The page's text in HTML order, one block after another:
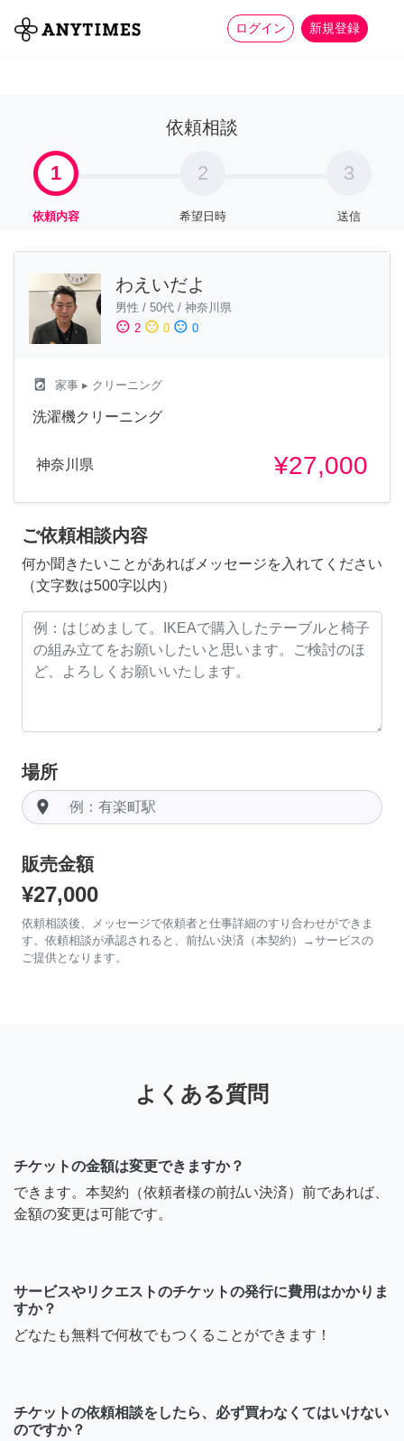
ログイン 新規登録
全て 家事 more_horiz
依頼相談
1
依頼内容
2
希望日時
3
送信
わえいだよ
男性 / 50代 / 神奈川県
sentiment_satisfied 2 sentiment_neutral 0 sentiment_dissatisfied 0
local_laundry_service 家事 ▸ クリーニング
洗濯機クリーニング
神奈川県 ¥27,000
ご依頼相談内容
何か聞きたいことがあればメッセージを入れてください
（文字数は500字以内）
場所
room
販売金額
¥27,000
依頼相談後、メッセージで依頼者と仕事詳細のすり合わせができま
す。依頼相談が承認されると、前払い決済（本契約）→サービスの
ご提供となります。
よくある質問
チケットの金額は変更できますか？
できます。本契約（依頼者様の前払い決済）前であれば、
金額の変更は可能です。
サービスやリクエストのチケットの発行に費用はかかりま
すか？
どなたも無料で何枚でもつくることができます！
チケットの依頼相談をしたら、必ず買わなくてはいけない
のですか？